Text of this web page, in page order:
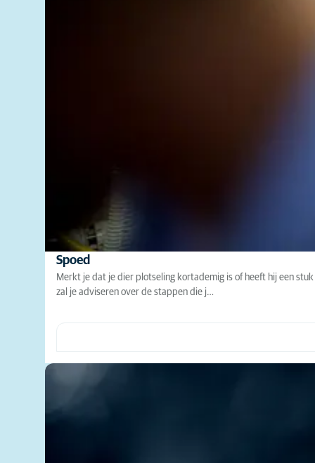
Spoed
Merkt je dat je dier plotseling kortademig is of heeft hij een
zal je adviseren over de stappen die j…